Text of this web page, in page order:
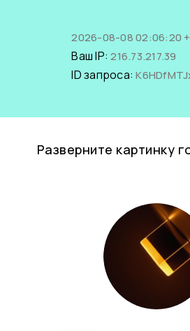
2026-08-08 02:06:20
Ваш IP:216.73.217.39
ID запроса:
Разверните картинку